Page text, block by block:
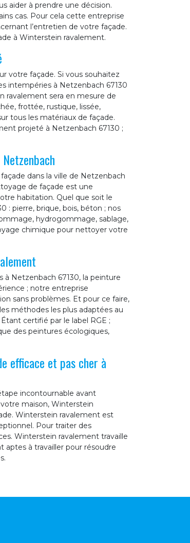
aider à prendre une décision.
cas. Pour cela cette entreprise
l’entretien de votre façade.
à Winterstein ravalement.
votre façade. Si vous souhaitez
intempéries à Netzenbach 67130
ravalement sera en mesure de
frottée, rustique, lissée,
tous les matériaux de façade.
projeté à Netzenbach 67130 ;
dans la ville de Netzenbach
de façade est une
habitation. Quel que soit le
: pierre, brique, bois, béton ; nos
hydrogommage, sablage,
chimique pour nettoyer votre
à Netzenbach 67130, la peinture
; notre entreprise
sans problèmes. Et pour ce faire,
méthodes les plus adaptées au
certifié par le label RGE ;
des peintures écologiques,
efficace et pas cher à
incontournable avant
maison, Winterstein
Winterstein ravalement est
Pour traiter des
Winterstein ravalement travaille
aptes à travailler pour résoudre